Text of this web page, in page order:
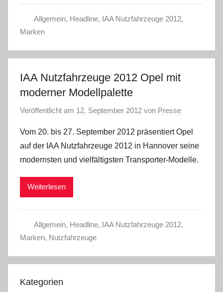
Allgemein, Headline, IAA Nutzfahrzeuge 2012,
Marken
IAA Nutzfahrzeuge 2012 Opel mit
moderner Modellpalette
Veröffentlicht am 12. September 2012 von Presse
Vom 20. bis 27. September 2012 präsentiert Opel
auf der IAA Nutzfahrzeuge 2012 in Hannover seine
modernsten und vielfältigsten Transporter-Modelle.
Weiterlesen
Allgemein, Headline, IAA Nutzfahrzeuge 2012,
Marken, Nutzfahrzeuge
Kategorien